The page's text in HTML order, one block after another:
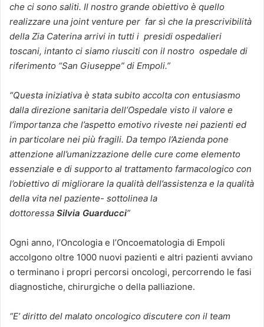
che ci sono saliti. Il nostro grande obiettivo è quello
realizzare una joint venture per far sì che la prescrivibilità
della Zia Caterina arrivi in tutti i presidi ospedalieri
toscani, intanto ci siamo riusciti con il nostro ospedale di
riferimento “San Giuseppe” di Empoli.”
“Questa iniziativa è stata subito accolta con entusiasmo
dalla direzione sanitaria dell’Ospedale visto il valore e
l’importanza che l’aspetto emotivo riveste nei pazienti ed
in particolare nei più fragili. Da tempo l’Azienda pone
attenzione all’umanizzazione delle cure come elemento
essenziale e di supporto al trattamento farmacologico con
l’obiettivo di migliorare la qualità dell’assistenza e la qualità
della vita nel paziente- sottolinea la
dottoressa Silvia Guarducci”
Ogni anno, l’Oncologia e l’Oncoematologia di Empoli
accolgono oltre 1000 nuovi pazienti e altri pazienti avviano
o terminano i propri percorsi oncologi, percorrendo le fasi
diagnostiche, chirurgiche o della palliazione.
“E’ diritto del malato oncologico discutere con il team